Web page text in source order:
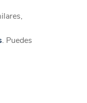
cuenta
. Puedes